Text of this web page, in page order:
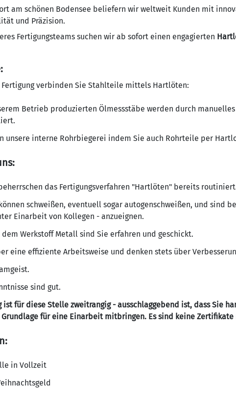
am schönen Bodensee beliefern wir weltweit Kunden mit
und Präzision.
Fertigungsteams suchen wir ab sofort einen engagierten
Fertigung verbinden Sie Stahlteile mittels Hartlöten:
Betrieb produzierten Ölmessstäbe werden durch
unsere interne Rohrbiegerei indem Sie auch Rohrteile per
das Fertigungsverfahren "Hartlöten" bereits
schweißen, eventuell sogar autogenschweißen, und sind
Einarbeit von Kollegen - anzueignen.
Werkstoff Metall sind Sie erfahren und geschickt.
eine effiziente Arbeitsweise und denken stets über
sind gut.
ist für diese Stelle zweitrangig - ausschlaggebend ist, dass Sie
für eine Einarbeit mitbringen. Es sind keine Zertifikate
in Vollzeit